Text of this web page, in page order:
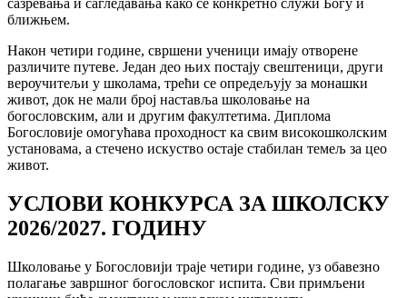
ближњем.
Након четири године, свршени ученици имају отворене
различите путеве. Један део њих постају свештеници, други
вероучитељи у школама, трећи се опредељују за монашки
живот, док не мали број наставља школовање на
богословским, али и другим факултетима. Диплома
Богословије омогућава проходност ка свим високошколским
установама, а стечено искуство остаје стабилан темељ за цео
живот.
УСЛОВИ КОНКУРСА ЗА ШКОЛСКУ
2026/2027. ГОДИНУ
Школовање у Богословији траје четири године, уз обавезно
полагање завршног богословског испита. Сви примљени